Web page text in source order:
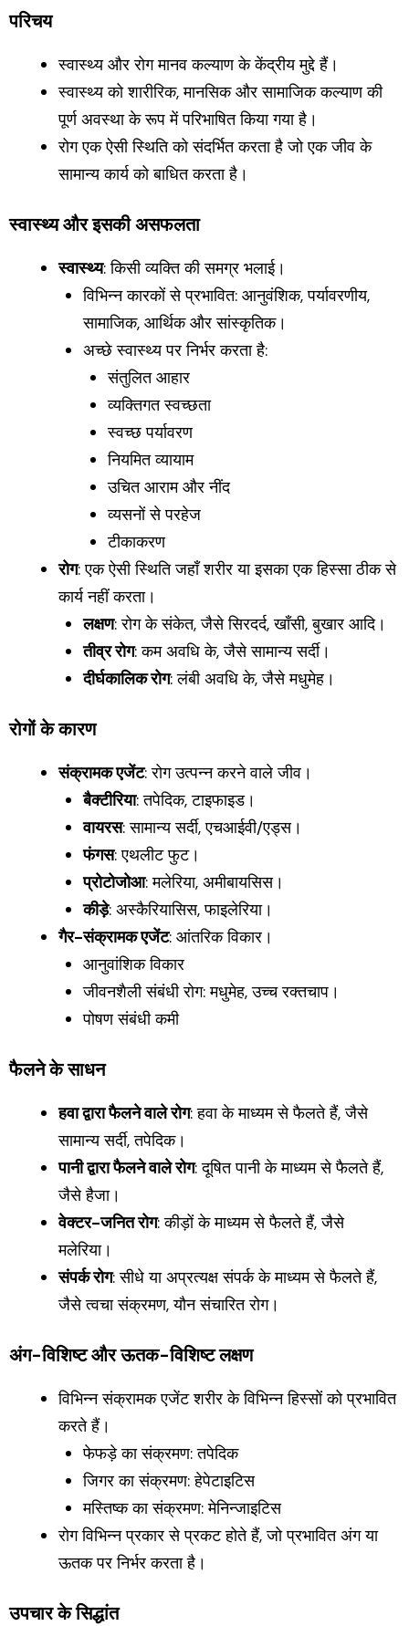
Skip
content
परिचय
स्वास्थ्य और रोग मानव कल्याण के केंद्रीय मुद्दे हैं।
स्वास्थ्य को शारीरिक, मानसिक और सामाजिक कल्याण की
पूर्ण अवस्था के रूप में परिभाषित किया गया है।
रोग एक ऐसी स्थिति को संदर्भित करता है जो एक जीव के
सामान्य कार्य को बाधित करता है।
स्वास्थ्य और इसकी असफलता
स्वास्थ्य: किसी व्यक्ति की समग्र भलाई।
विभिन्न कारकों से प्रभावित: आनुवंशिक, पर्यावरणीय,
सामाजिक, आर्थिक और सांस्कृतिक।
अच्छे स्वास्थ्य पर निर्भर करता है:
संतुलित आहार
व्यक्तिगत स्वच्छता
स्वच्छ पर्यावरण
नियमित व्यायाम
उचित आराम और नींद
व्यसनों से परहेज
टीकाकरण
रोग: एक ऐसी स्थिति जहाँ शरीर या इसका एक हिस्सा ठीक से
कार्य नहीं करता।
लक्षण: रोग के संकेत, जैसे सिरदर्द, खाँसी, बुखार आदि।
तीव्र रोग: कम अवधि के, जैसे सामान्य सर्दी।
दीर्घकालिक रोग: लंबी अवधि के, जैसे मधुमेह।
रोगों के कारण
संक्रामक एजेंट: रोग उत्पन्न करने वाले जीव।
बैक्टीरिया: तपेदिक, टाइफाइड।
वायरस: सामान्य सर्दी, एचआईवी/एड्स।
फंगस: एथलीट फुट।
प्रोटोजोआ: मलेरिया, अमीबायसिस।
कीड़े: अस्कैरियासिस, फाइलेरिया।
गैर-संक्रामक एजेंट: आंतरिक विकार।
आनुवांशिक विकार
जीवनशैली संबंधी रोग: मधुमेह, उच्च रक्तचाप।
पोषण संबंधी कमी
फैलने के साधन
हवा द्वारा फैलने वाले रोग: हवा के माध्यम से फैलते हैं, जैसे
सामान्य सर्दी, तपेदिक।
पानी द्वारा फैलने वाले रोग: दूषित पानी के माध्यम से फैलते हैं,
जैसे हैजा।
वेक्टर-जनित रोग: कीड़ों के माध्यम से फैलते हैं, जैसे
मलेरिया।
संपर्क रोग: सीधे या अप्रत्यक्ष संपर्क के माध्यम से फैलते हैं,
जैसे त्वचा संक्रमण, यौन संचारित रोग।
अंग-विशिष्ट और ऊतक-विशिष्ट लक्षण
विभिन्न संक्रामक एजेंट शरीर के विभिन्न हिस्सों को प्रभावित
करते हैं।
फेफड़े का संक्रमण: तपेदिक
जिगर का संक्रमण: हेपेटाइटिस
मस्तिष्क का संक्रमण: मेनिन्जाइटिस
रोग विभिन्न प्रकार से प्रकट होते हैं, जो प्रभावित अंग या
ऊतक पर निर्भर करता है।
उपचार के सिद्धांत